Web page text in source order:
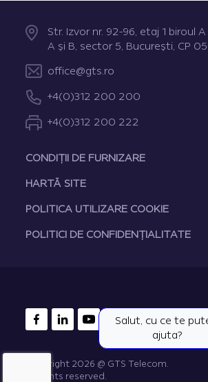
CONDIȚII DE FURNIZARE
HARTĂ SITE
POLITICA UTILIZARE COOKIE
POLITICI DE CONFIDENȚIALITATE
Str. Izvor nr. 92-96, etaj 1 biroul
A şi B, sector 5, Bucureşti, CP
office@gts.ro
+4(0)312 200 200
+4(0)312 200 222
Copyright 2026 @ GTS Telecom.
All rights reserved.
FACEBOOKLINKEDINYOUTUBE
Salut, cu ce te
ajuta?